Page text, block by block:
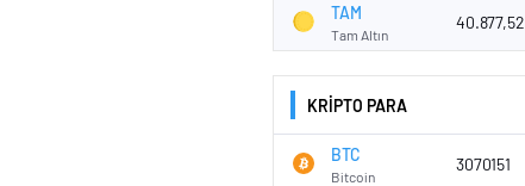
TAM
Tam Altın
40.877,52
KRİPTO PARA
BTC
Bitcoin
3070151